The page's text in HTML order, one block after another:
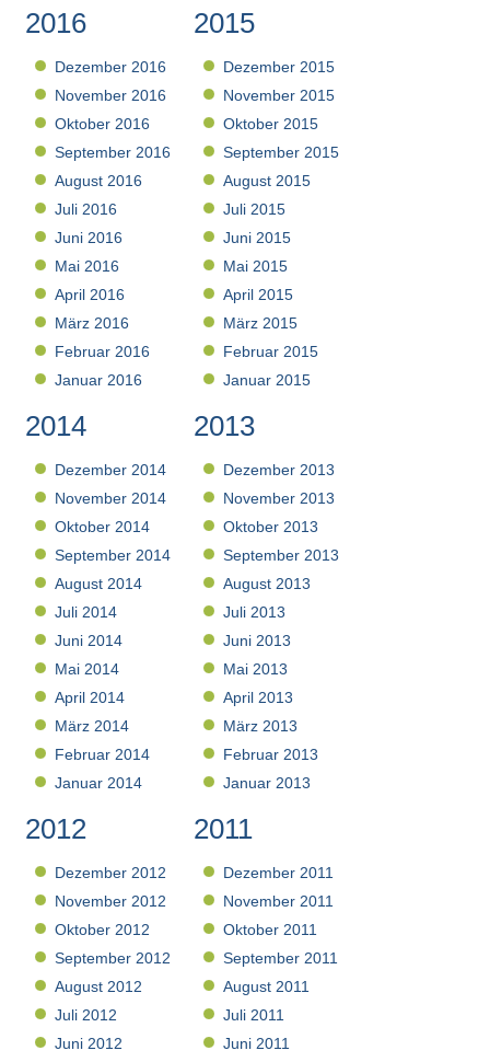
2016
Dezember 2016
November 2016
Oktober 2016
September 2016
August 2016
Juli 2016
Juni 2016
Mai 2016
April 2016
März 2016
Februar 2016
Januar 2016
2015
Dezember 2015
November 2015
Oktober 2015
September 2015
August 2015
Juli 2015
Juni 2015
Mai 2015
April 2015
März 2015
Februar 2015
Januar 2015
2014
Dezember 2014
November 2014
Oktober 2014
September 2014
August 2014
Juli 2014
Juni 2014
Mai 2014
April 2014
März 2014
Februar 2014
Januar 2014
2013
Dezember 2013
November 2013
Oktober 2013
September 2013
August 2013
Juli 2013
Juni 2013
Mai 2013
April 2013
März 2013
Februar 2013
Januar 2013
2012
Dezember 2012
November 2012
Oktober 2012
September 2012
August 2012
Juli 2012
Juni 2012
2011
Dezember 2011
November 2011
Oktober 2011
September 2011
August 2011
Juli 2011
Juni 2011